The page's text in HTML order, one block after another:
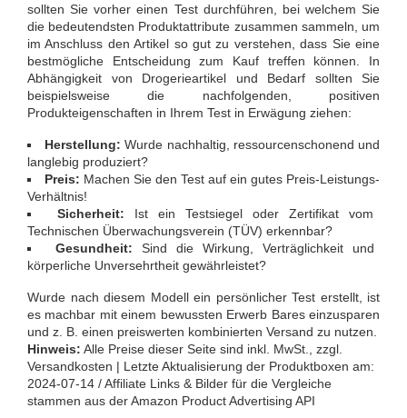
sollten Sie vorher einen Test durchführen, bei welchem Sie
die bedeutendsten Produktattribute zusammen sammeln, um
im Anschluss den Artikel so gut zu verstehen, dass Sie eine
bestmögliche Entscheidung zum Kauf treffen können. In
Abhängigkeit von Drogerieartikel und Bedarf sollten Sie
beispielsweise die nachfolgenden, positiven
Produkteigenschaften in Ihrem Test in Erwägung ziehen:
Herstellung: Wurde nachhaltig, ressourcenschonend und
langlebig produziert?
Preis: Machen Sie den Test auf ein gutes Preis-Leistungs-
Verhältnis!
Sicherheit: Ist ein Testsiegel oder Zertifikat vom
Technischen Überwachungsverein (TÜV) erkennbar?
Gesundheit: Sind die Wirkung, Verträglichkeit und
körperliche Unversehrtheit gewährleistet?
Wurde nach diesem Modell ein persönlicher Test erstellt, ist
es machbar mit einem bewussten Erwerb Bares einzusparen
und z. B. einen preiswerten kombinierten Versand zu nutzen.
Hinweis: Alle Preise dieser Seite sind inkl. MwSt., zzgl.
Versandkosten | Letzte Aktualisierung der Produktboxen am:
2024-07-14 / Affiliate Links & Bilder für die Vergleiche
stammen aus der Amazon Product Advertising API